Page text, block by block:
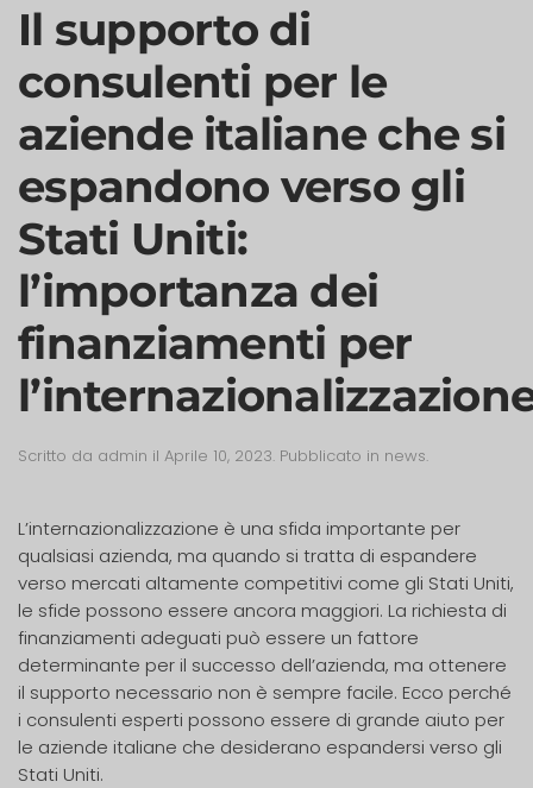
Il supporto di
consulenti per le
aziende italiane che si
espandono verso gli
Stati Uniti:
l’importanza dei
finanziamenti per
Scritto da admin il Aprile 10, 2023. Pubblicato in news.
L’internazionalizzazione è una sfida importante per
qualsiasi azienda, ma quando si tratta di espandere
verso mercati altamente competitivi come gli Stati Uniti,
le sfide possono essere ancora maggiori. La richiesta di
finanziamenti adeguati può essere un fattore
determinante per il successo dell’azienda, ma ottenere
il supporto necessario non è sempre facile. Ecco perché
i consulenti esperti possono essere di grande aiuto per
le aziende italiane che desiderano espandersi verso gli
Stati Uniti.